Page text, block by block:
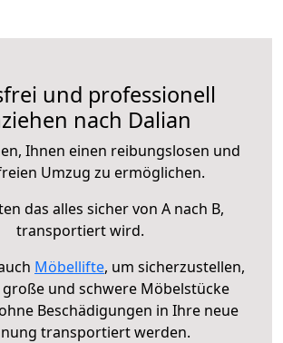
und professionell
nach Dalian
Ihnen einen reibungslosen und
Umzug zu ermöglichen.
das alles sicher von A nach B,
transportiert wird.
Möbellifte, um sicherzustellen,
große und schwere Möbelstücke
Beschädigungen in Ihre neue
transportiert werden.